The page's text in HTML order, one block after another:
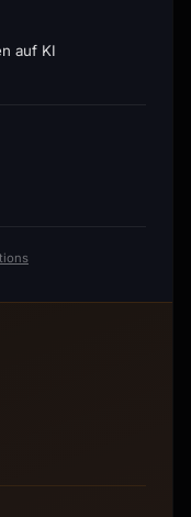
auf KI